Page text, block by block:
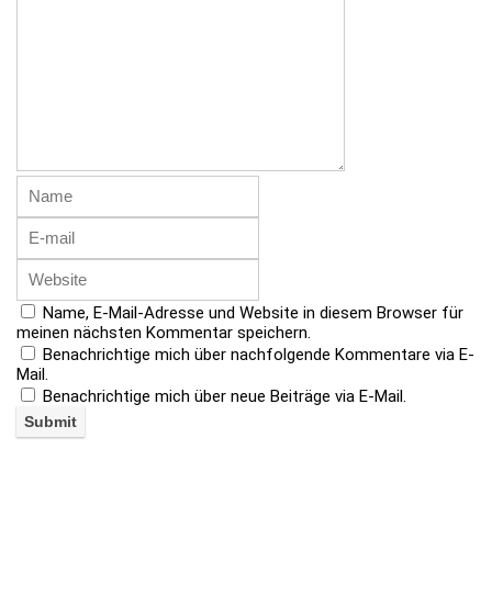
Name, E-Mail-Adresse und Website in diesem Browser für
meinen nächsten Kommentar speichern.
Benachrichtige mich über nachfolgende Kommentare via E-
Mail.
Benachrichtige mich über neue Beiträge via E-Mail.